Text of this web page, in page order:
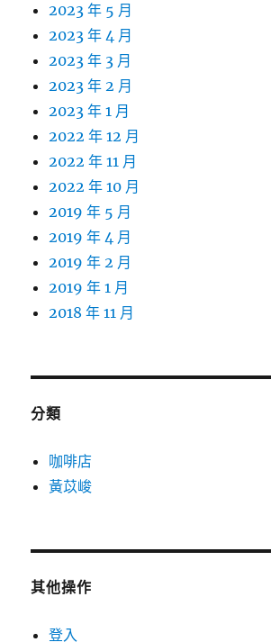
2023 年 5 月
2023 年 4 月
2023 年 3 月
2023 年 2 月
2023 年 1 月
2022 年 12 月
2022 年 11 月
2022 年 10 月
2019 年 5 月
2019 年 4 月
2019 年 2 月
2019 年 1 月
2018 年 11 月
分類
咖啡店
黃苡峻
其他操作
登入